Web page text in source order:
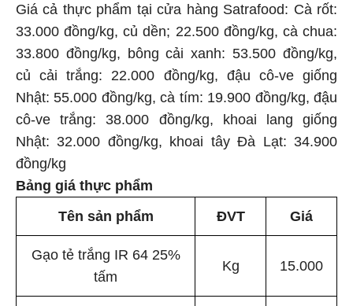
Giá cả thực phẩm tại cửa hàng Satrafood: Cà rốt:
33.000 đồng/kg, củ dền; 22.500 đồng/kg, cà chua:
33.800 đồng/kg, bông cải xanh: 53.500 đồng/kg,
củ cải trắng: 22.000 đồng/kg, đậu cô-ve giống
Nhật: 55.000 đồng/kg, cà tím: 19.900 đồng/kg, đậu
cô-ve trắng: 38.000 đồng/kg, khoai lang giống
Nhật: 32.000 đồng/kg, khoai tây Đà Lạt: 34.900
đồng/kg
Bảng giá thực phẩm
Tên sản phẩm
ĐVT Giá
Gạo tẻ trắng IR 64 25%
tấm
Kg 15.000